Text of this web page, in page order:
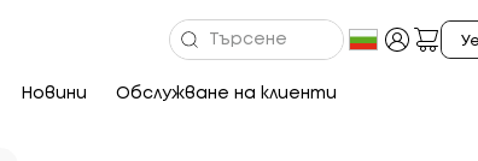
Новини Обслужване на клиенти